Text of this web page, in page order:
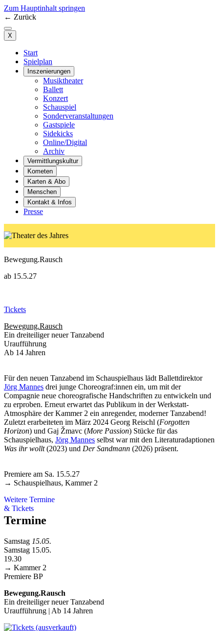
Zum Hauptinhalt springen
← Zurück
X
Start
Spielplan
Inszenierungen
Musiktheater
Ballett
Konzert
Schauspiel
Sonderveranstaltungen
Gastspiele
Sidekicks
Online/Digital
Archiv
Vermittlungskultur
Kometen
Karten & Abo
Menschen
Kontakt & Infos
Presse
Bewegung.Rausch
ab 15.5.27
Tickets
Bewegung.Rausch
Ein dreiteiliger neuer Tanzabend
Uraufführung
Ab 14 Jahren
Für den neuen Tanzabend im Schauspielhaus lädt Ballettdirektor
Jörg Mannes drei junge Choreograf:innen ein, um mit der
Compagnie neue choreografische Handschriften zu entwickeln und
zu erproben. Erneut erwartet das Publikum in der Werkstatt-
Atmosphäre der Kammer 2 ein anregender, moderner Tanzabend!
Zuletzt erarbeiteten im März 2024 Georg Reischl (Forgotten
Horizon) und Gaj Žmavc (More Passion) Stücke für das
Schauspielhaus, Jörg Mannes selbst war mit den Literaturadaptionen
Was ihr wollt(2023) und Der Sandmann (2026) präsent.
Premiere am Sa. 15.5.27
→ Schauspielhaus, Kammer 2
Weitere Termine
& Tickets
Termine
Samstag 15.05.
Samstag 15.05.
19.30
→ Kammer 2
Premiere BP
Bewegung.Rausch
Ein dreiteiliger neuer Tanzabend
Uraufführung | Ab 14 Jahren